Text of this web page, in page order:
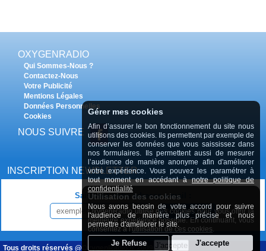
OXYGENRADIO
Qui Sommes-Nous ?
Contactez-Nous
Votre Publicité
Mentions Légales
Données Personnelles
Cookies
NOUS SUIVRE
INSCRIPTION NEWSLETTER
Saisissez votre adresse e-mail :
INSCRIPTION
Tous droits réservés @OxygenRadio.fr 2009 - 2020
Utilisation des cookies
OxygenRadio utilise des cookies pour vous offrir la
meilleure expérience possible. En continuant, vous
consentez à l'utilisation de ces cookies.
Gérer mes cookies
Afin d’assurer le bon fonctionnement du site nous
utilisons des cookies. Ils permettent par exemple de
conserver les données que vous saississez dans
nos formulaires. Ils permettent aussi de mesurer
l’audience de manière anonyme afin d'améliorer
votre expérience. Vous pouvez les paramétrer à
tout moment en accédant ànotre politique de
confidentialité
Nous avons beosin de votre accord pour suivre
l'audience de manière plus précise et nous
permettre d'améliorer le site.